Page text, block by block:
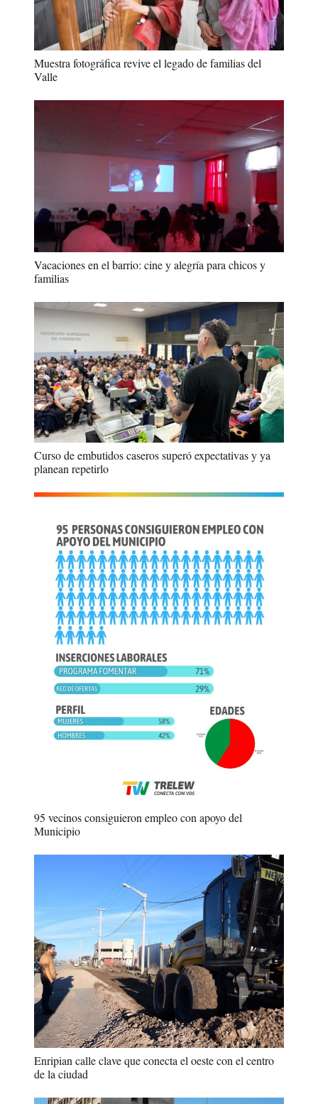
Muestra fotográfica revive el legado de familias del
Valle
Vacaciones en el barrio: cine y alegría para chicos y
familias
Curso de embutidos caseros superó expectativas y ya
planean repetirlo
95 vecinos consiguieron empleo con apoyo del
Municipio
Enripian calle clave que conecta el oeste con el centro
de la ciudad